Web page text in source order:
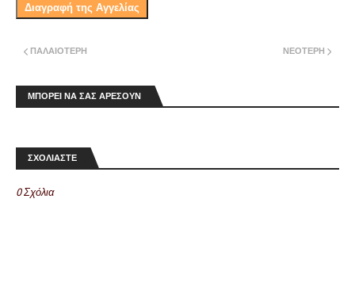
Διαγραφή της Αγγελίας
ΝΕΌΤΕΡΗ
ΠΑΛΑΙΌΤΕΡΗ
ΜΠΟΡΕΙ ΝΑ ΣΑΣ ΑΡΕΣΟΥΝ
ΣΧΟΛΙΑΣΤΕ
0 Σχόλια